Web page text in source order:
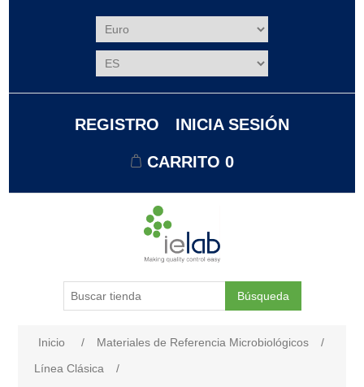
REGISTRO INICIA SESIÓN
CARRITO 0
Búsqueda
Inicio / Materiales de Referencia Microbiológicos
/
Línea Clásica
/